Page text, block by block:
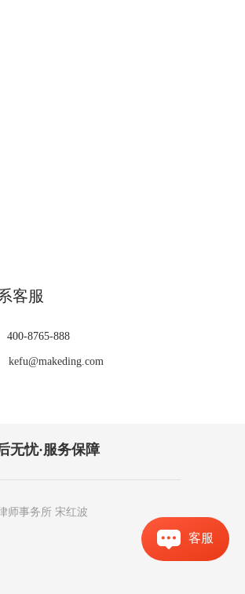
客服
客服
400-8765-888
kefu@makeding.com
无忧·服务保障
师事务所 宋红波